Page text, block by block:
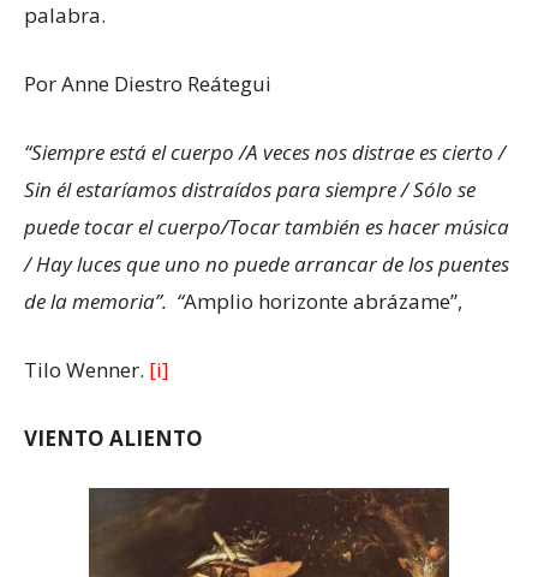
palabra.
Por Anne Diestro Reátegui
“Siempre está el cuerpo /A veces nos distrae es cierto /
Sin él estaríamos distraídos para siempre / Sólo se
puede tocar el cuerpo/Tocar también es hacer música
/ Hay luces que uno no puede arrancar de los puentes
de la memoria”. “Amplio horizonte abrázame”,
Tilo Wenner. [i]
VIENTO ALIENTO